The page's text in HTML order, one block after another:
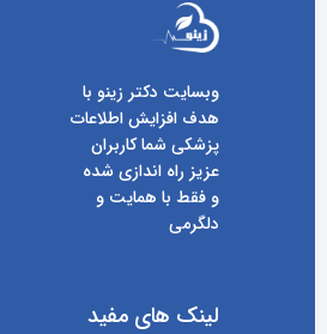
وبسایت دکتر زینو با
هدف افزایش اطلاعات
پزشکی شما کاربران
عزیز راه اندازی شده
و فقط با همایت و
دلگرمی
لینک های مفید